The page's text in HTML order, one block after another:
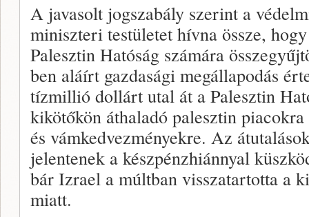
A javasolt jogszabály szerint a
miniszteri testületet hívna össze,
Palesztin Hatóság számára
ben aláírt gazdasági megállapodás
tízmillió dollárt utal át a Palesztin
kikötőkön áthaladó palesztin
és vámkedvezményekre. Az
jelentenek a készpénzhiánnyal
bár Izrael a múltban visszatartotta a
miatt.